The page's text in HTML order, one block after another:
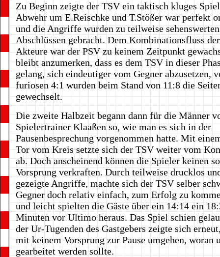
Zu Beginn zeigte der TSV ein taktisch kluges
Abwehr um E.Reischke und T.Stößer war perfekt
und die Angriffe wurden zu teilweise sehenswerten
Abschlüssen gebracht. Dem Kombinationsfluss
Akteure war der PSV zu keinem Zeitpunkt
bleibt anzumerken, dass es dem TSV in dieser
gelang, sich eindeutiger vom Gegner abzusetzen,
furiosen 4:1 wurden beim Stand von 11:8 die
gewechselt.
Die zweite Halbzeit begann dann für die Männer
Spielertrainer Klaaßen so, wie man es sich in der
Pausenbesprechung vorgenommen hatte. Mit
Tor vom Kreis setzte sich der TSV weiter vom
ab. Doch anscheinend können die Spieler keinen
Vorsprung verkraften. Durch teilweise drucklos
gezeigte Angriffe, machte sich der TSV selber
Gegner doch relativ einfach, zum Erfolg zu
und leicht spielten die Gäste über ein 14:14 ein
Minuten vor Ultimo heraus. Das Spiel schien
der Ur-Tugenden des Gastgebers zeigte sich
mit keinem Vorsprung zur Pause umgehen, woran
gearbeitet werden sollte.